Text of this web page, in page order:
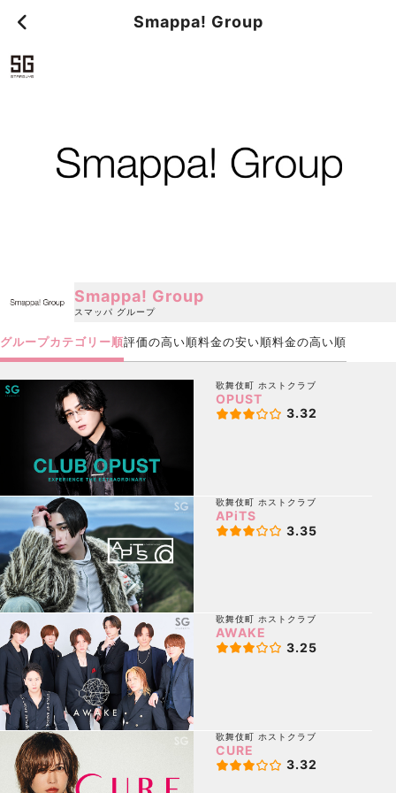
Smappa! Group
Smappa! Group
スマッパ グループ
グループカテゴリー順評価の高い順料金の安い順料金の高い順
歌舞伎町 ホストクラブ
OPUST
3.32
歌舞伎町 ホストクラブ
APiTS
3.35
歌舞伎町 ホストクラブ
AWAKE
3.25
歌舞伎町 ホストクラブ
CURE
3.32